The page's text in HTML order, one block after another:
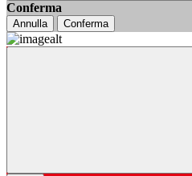
Conferma
Annulla Conferma